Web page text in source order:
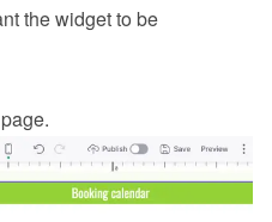
the widget to be